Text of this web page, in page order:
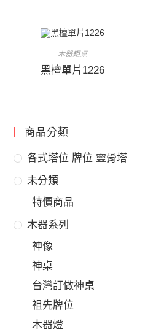
木器鉅桌
黑檀單片1226
商品分類
各式塔位 牌位 靈骨塔
未分類
特價商品
木器系列
神像
神桌
台灣訂做神桌
祖先牌位
木器燈